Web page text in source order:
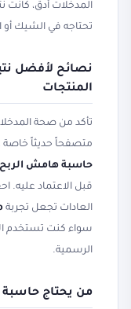
المدخلات أدق، كانت
تحتاجه في الشيك أو
نصائح لأفضل
المنتجات
تأكد من صحة
متصفحاً حديثاً خاصة
حاسبة هامش الربح
قبل الاعتماد عليه.
العادات تجعل تجربة
سواء كنت تستخدم
الرسمية.
من يحتاج